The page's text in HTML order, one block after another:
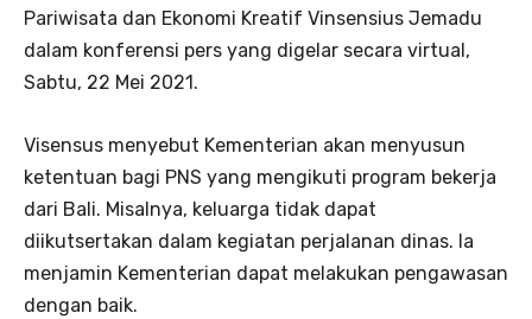
Pariwisata dan Ekonomi Kreatif Vinsensius Jemadu
dalam konferensi pers yang digelar secara virtual,
Sabtu, 22 Mei 2021.
Visensus menyebut Kementerian akan menyusun
ketentuan bagi PNS yang mengikuti program bekerja
dari Bali. Misalnya, keluarga tidak dapat
diikutsertakan dalam kegiatan perjalanan dinas. Ia
menjamin Kementerian dapat melakukan pengawasan
dengan baik.